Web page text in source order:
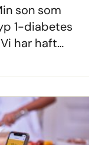
son som
1-diabetes
har haft…